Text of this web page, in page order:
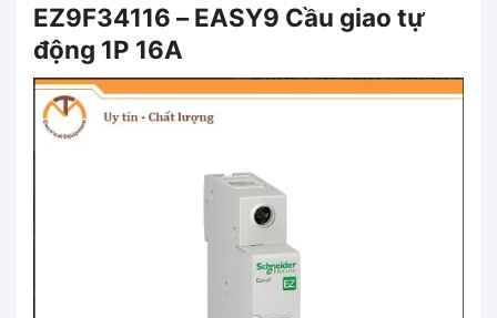
EZ9F34116 – EASY9 Cầu giao tự
động 1P 16A